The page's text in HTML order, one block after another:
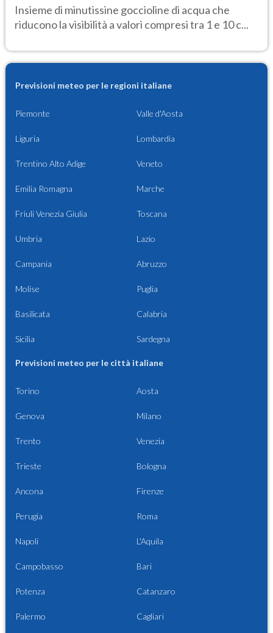
Insieme di minutissine goccioline di acqua che
riducono la visibilità a valori compresi tra 1 e 10 c...
Previsioni meteo per le regioni italiane
Piemonte Valle d'Aosta
Liguria Lombardia
Trentino Alto Adige Veneto
Emilia Romagna Marche
Friuli Venezia Giulia Toscana
Umbria Lazio
Campania Abruzzo
Molise Puglia
Basilicata Calabria
Sicilia Sardegna
Previsioni meteo per le città italiane
Torino Aosta
Genova Milano
Trento Venezia
Trieste Bologna
Ancona Firenze
Perugia Roma
Napoli L'Aquila
Campobasso Bari
Potenza Catanzaro
Palermo Cagliari